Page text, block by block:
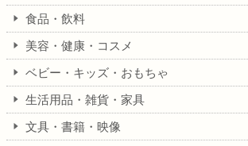
食品・飲料
美容・健康・コスメ
ベビー・キッズ・おもちゃ
生活用品・雑貨・家具
文具・書籍・映像